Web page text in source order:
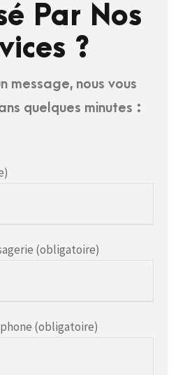
Par Nos
?
message, nous vous
quelques minutes :
(obligatoire)
(obligatoire)